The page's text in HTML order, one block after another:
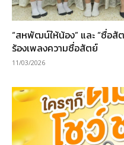
“สหพัฒน์ให้น้อง” และ “ซื่อสั
ร้องเพลงความซื่อสัตย์
11/03/2026